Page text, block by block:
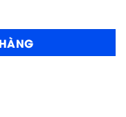
lực số lượng